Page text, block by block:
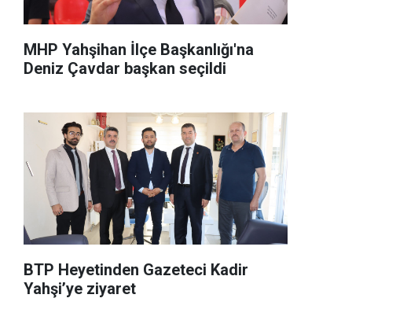
MHP Yahşihan İlçe Başkanlığı'na
Deniz Çavdar başkan seçildi
BTP Heyetinden Gazeteci Kadir
Yahşi’ye ziyaret